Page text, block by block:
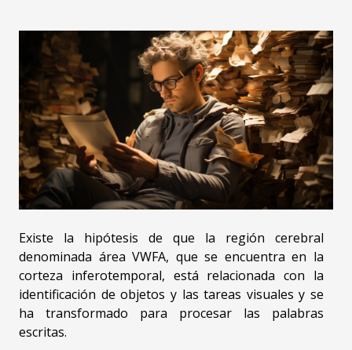
Existe la hipótesis de que la región cerebral
denominada área VWFA, que se encuentra en la
corteza inferotemporal, está relacionada con la
identificación de objetos y las tareas visuales y se
ha transformado para procesar las palabras
escritas.